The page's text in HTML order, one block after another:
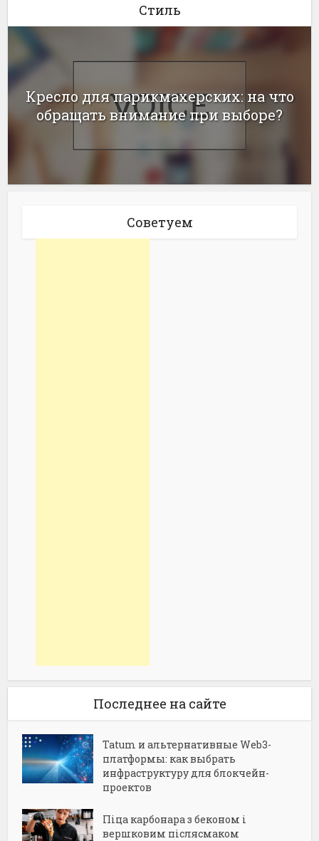
Стиль
Кресло для парикмахерских: на что
обращать внимание при выборе?
Советуем
Последнее на сайте
Tatum и альтернативные Web3-
платформы: как выбрать
инфраструктуру для блокчейн-
проектов
Піца карбонара з беконом і
вершковим післясмаком